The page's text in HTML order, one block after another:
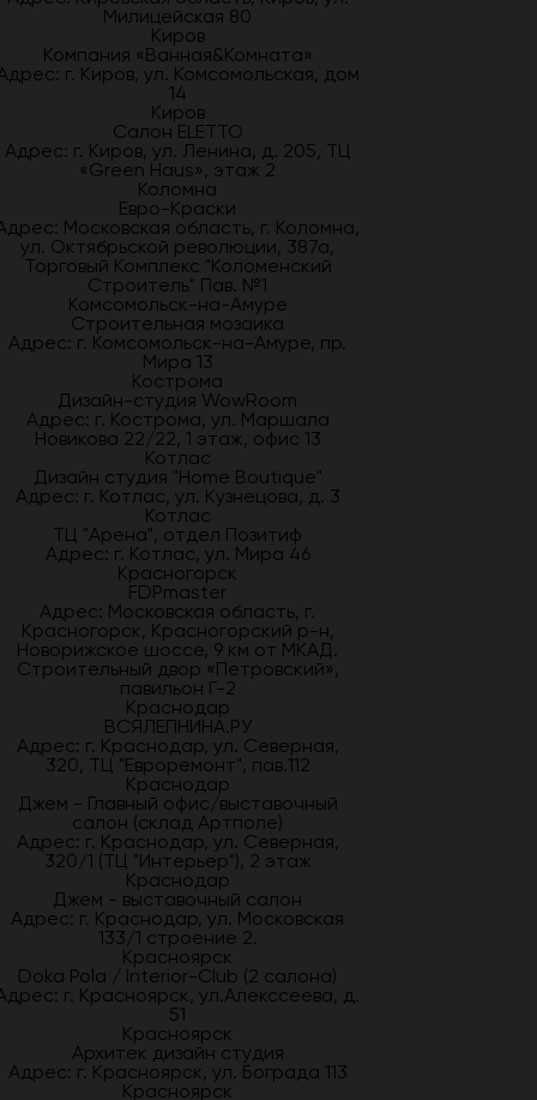
Милицейская 80
Киров
Компания «Ванная&Комната»
г. Киров, ул. Комсомольская, дом
14
Киров
Салон ELETTO
Адрес: г. Киров, ул. Ленина, д. 205, ТЦ
«Green Haus», этаж 2
Коломна
Евро-Краски
Московская область, г. Коломна,
ул. Октябрьской революции, 387а,
Торговый Комплекс "Коломенский
Строитель" Пав. №1
Комсомольск-на-Амуре
Строительная мозаика
Адрес: г. Комсомольск-на-Амуре, пр.
Мира 13
Кострома
Дизайн-студия WowRoom
Адрес: г. Кострома, ул. Маршала
Новикова 22/22, 1 этаж, офис 13
Котлас
Дизайн студия "Home Boutique"
Адрес: г. Котлас, ул. Кузнецова, д. 3
Котлас
ТЦ "Арена", отдел Позитиф
Адрес: г. Котлас, ул. Мира 46
Красногорск
FDPmaster
Адрес: Московская область, г.
Красногорск, Красногорский р-н,
Новорижское шоссе, 9 км от МКАД.
Строительный двор «Петровский»,
павильон Г-2
Краснодар
ВСЯЛЕПНИНА.РУ
Адрес: г. Краснодар, ул. Северная,
320, ТЦ "Евроремонт", пав.112
Краснодар
Джем - Главный офис/выставочный
салон (склад Артполе)
Адрес: г. Краснодар, ул. Северная,
320/1 (ТЦ "Интерьер"), 2 этаж
Краснодар
Джем - выставочный салон
Адрес: г. Краснодар, ул. Московская
133/1 строение 2.
Красноярск
Doka Pola / Interior-Club (2 салона)
г. Красноярск, ул.Алекссеева, д.
51
Красноярск
Архитек дизайн студия
Адрес: г. Красноярск, ул. Бограда 113
Красноярск